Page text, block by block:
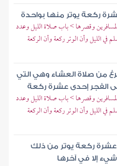
ركعة يوتر منها بواحدة
وقصرها > باب صلاة الليل وعدد
في الليل وأن الوتر ركعة وأن الركعة
من صلاة العشاء وهي التي
الفجر إحدى عشرة ركعة
وقصرها > باب صلاة الليل وعدد
في الليل وأن الوتر ركعة وأن الركعة
عشرة ركعة يوتر من ذلك
إلا في آخرها